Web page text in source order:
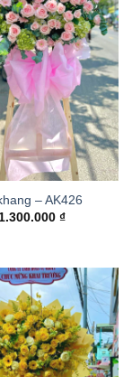
– AK426
1.300.000 ₫